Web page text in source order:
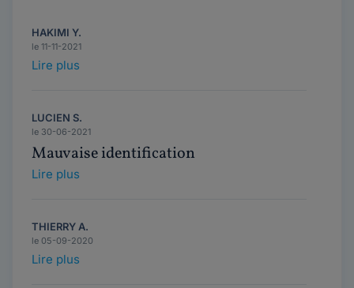
HAKIMI Y.
le 11-11-2021
Lire plus
LUCIEN S.
le 30-06-2021
Mauvaise identification
Lire plus
THIERRY A.
le 05-09-2020
Lire plus